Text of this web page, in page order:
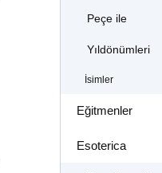
Peçe ile
Yıldönümleri
İsimler
Eğitmenler
Esoterica